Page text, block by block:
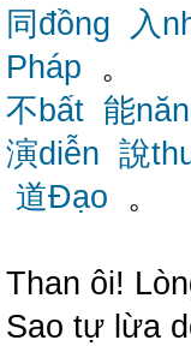
同đồng
入
Pháp 。
不bất 能
演diễn 說
道Đạo 。
Than ôi!
Sao tự lừa